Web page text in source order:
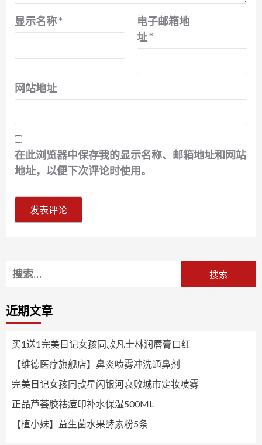
显示名称*
电子邮箱地
址*
网站地址
在此浏览器中保存我的显示名称、邮箱地址和网站
地址，以便下次评论时使用。
搜
索：
近期文章
买1送1完美日记女孩同款凡士林润唇膏口红
【维德医疗旗舰店】鼻炎喷雾冲洗通鼻剂
完美日记女孩同款星闪银河衰败城市定妆喷雾
正品芦荟胶祛痘印补水保湿500ML
【植小妹】益生菌水果酵素粉5条